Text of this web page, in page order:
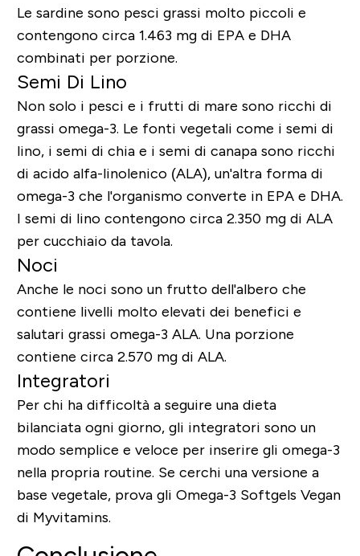
Le sardine sono pesci grassi molto piccoli e
contengono circa 1.463 mg di EPA e DHA
combinati per porzione.
Semi Di Lino
Non solo i pesci e i frutti di mare sono ricchi di
grassi omega-3. Le fonti vegetali come i semi di
lino, i semi di chia e i semi di canapa sono ricchi
di acido alfa-linolenico (ALA), un'altra forma di
omega-3 che l'organismo converte in EPA e DHA.
I semi di lino contengono circa 2.350 mg di ALA
per cucchiaio da tavola.
Noci
Anche le noci sono un frutto dell'albero che
contiene livelli molto elevati dei benefici e
salutari grassi omega-3 ALA. Una porzione
contiene circa 2.570 mg di ALA.
Integratori
Per chi ha difficoltà a seguire una dieta
bilanciata ogni giorno, gli integratori sono un
modo semplice e veloce per inserire gli omega-3
nella propria routine. Se cerchi una versione a
base vegetale, prova gli Omega-3 Softgels Vegan
di Myvitamins.